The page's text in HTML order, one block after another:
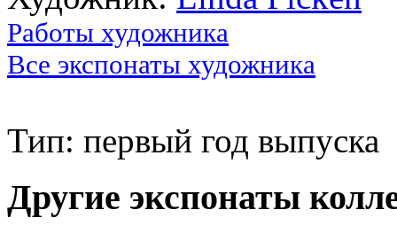
Работы художника
Все экспонаты художника
Тип: первый год выпуска
Другие экспонаты